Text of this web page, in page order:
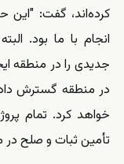
کرده‌اند، گفت:
انجام با ما بود.
جدیدی را در منطقه
در منطقه گسترش
خواهد کرد. تمام
تأمین ثبات و صلح در